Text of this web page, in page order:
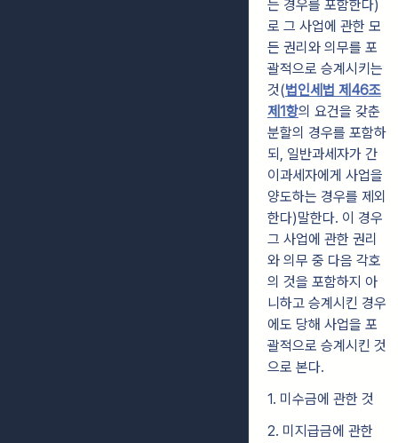
는 경우를 포함한다)
로 그 사업에 관한 모
든 권리와 의무를 포
괄적으로 승계시키는
것(법인세법 제46조
제1항의 요건을 갖춘
분할의 경우를 포함하
되, 일반과세자가 간
이과세자에게 사업을
양도하는 경우를 제외
한다)말한다. 이 경우
그 사업에 관한 권리
와 의무 중 다음 각호
의 것을 포함하지 아
니하고 승계시킨 경우
에도 당해 사업을 포
괄적으로 승계시킨 것
으로 본다.
1. 미수금에 관한 것
2. 미지급금에 관한